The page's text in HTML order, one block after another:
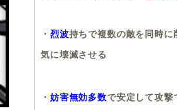
・ 烈波持ちで複数の敵を同時
気に壊滅させる
・ 妨害無効多数で安定して攻撃